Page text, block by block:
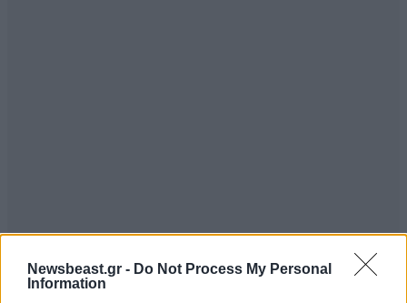
Newsbeast.gr - Do Not Process My Personal
Information